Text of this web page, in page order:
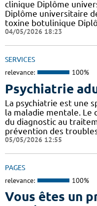
clinique Diplôme
Diplôme universitaire
toxine botulinique
04/05/2026 18:23
SERVICES
relevance: 100%
Psychiatrie
La psychiatrie est une
la maladie mentale. Le
du diagnostic au
prévention des
05/05/2026 12:55
PAGES
relevance: 100%
Vous êtes un